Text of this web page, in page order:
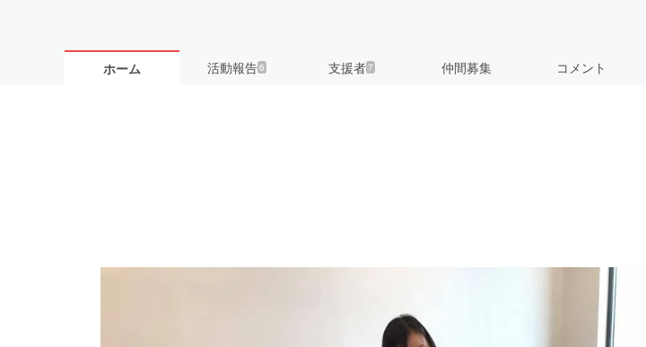
ホーム 活動報告6 支援者7 仲間募集 コメント